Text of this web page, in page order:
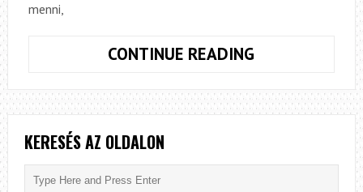
menni,
CONTINUE READING
GIN,
AZAZ
KÖKÉNYLIKŐR
KERESÉS AZ OLDALON